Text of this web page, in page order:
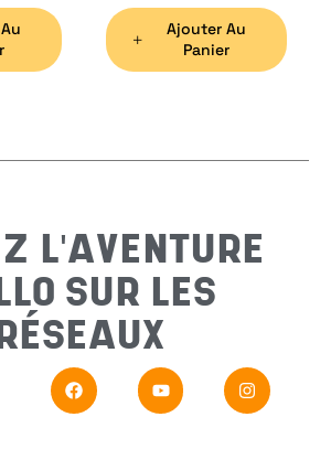
Ajouter Au
Panier
L'AVENTURE
SUR LES